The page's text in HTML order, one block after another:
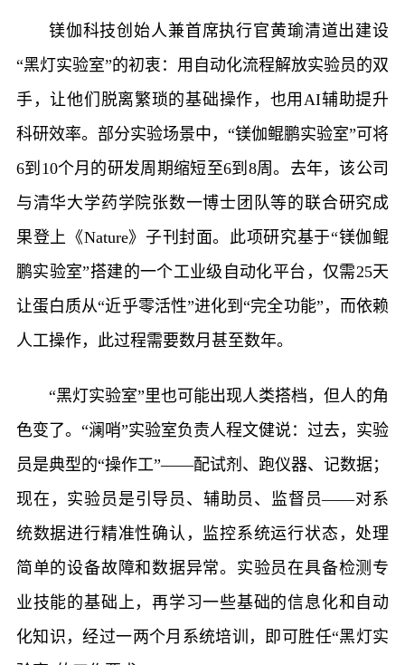
镁伽科技创始人兼首席执行官黄瑜清道出建设
“黑灯实验室”的初衷：用自动化流程解放实验员的双
手，让他们脱离繁琐的基础操作，也用AI辅助提升
科研效率。部分实验场景中，“镁伽鲲鹏实验室”可将
6到10个月的研发周期缩短至6到8周。去年，该公司
与清华大学药学院张数一博士团队等的联合研究成
果登上《Nature》子刊封面。此项研究基于“镁伽鲲
鹏实验室”搭建的一个工业级自动化平台，仅需25天
让蛋白质从“近乎零活性”进化到“完全功能”，而依赖
人工操作，此过程需要数月甚至数年。
“黑灯实验室”里也可能出现人类搭档，但人的角
色变了。“澜哨”实验室负责人程文健说：过去，实验
员是典型的“操作工”——配试剂、跑仪器、记数据；
现在，实验员是引导员、辅助员、监督员——对系
统数据进行精准性确认，监控系统运行状态，处理
简单的设备故障和数据异常。实验员在具备检测专
业技能的基础上，再学习一些基础的信息化和自动
化知识，经过一两个月系统培训，即可胜任“黑灯实